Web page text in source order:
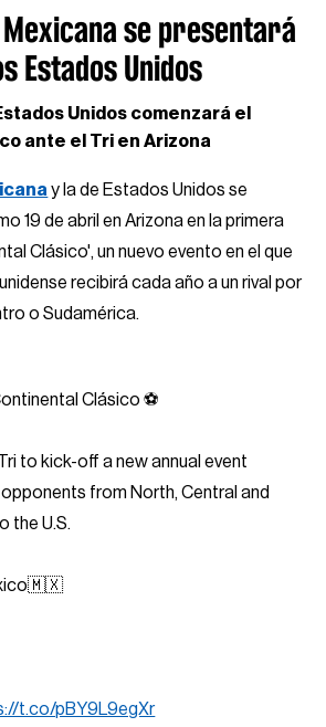
se presentará
Estados Unidos
Unidos comenzará el
ante el Tri en Arizona
y la de Estados Unidos se
19 de abril en Arizona en la primera
Clásico', un nuevo evento en el que
recibirá cada año a un rival por
o Sudamérica.
Clásico ⚽️
to kick-off a new annual event
from North, Central and
the U.S.
t.co/pBY9L9egXr